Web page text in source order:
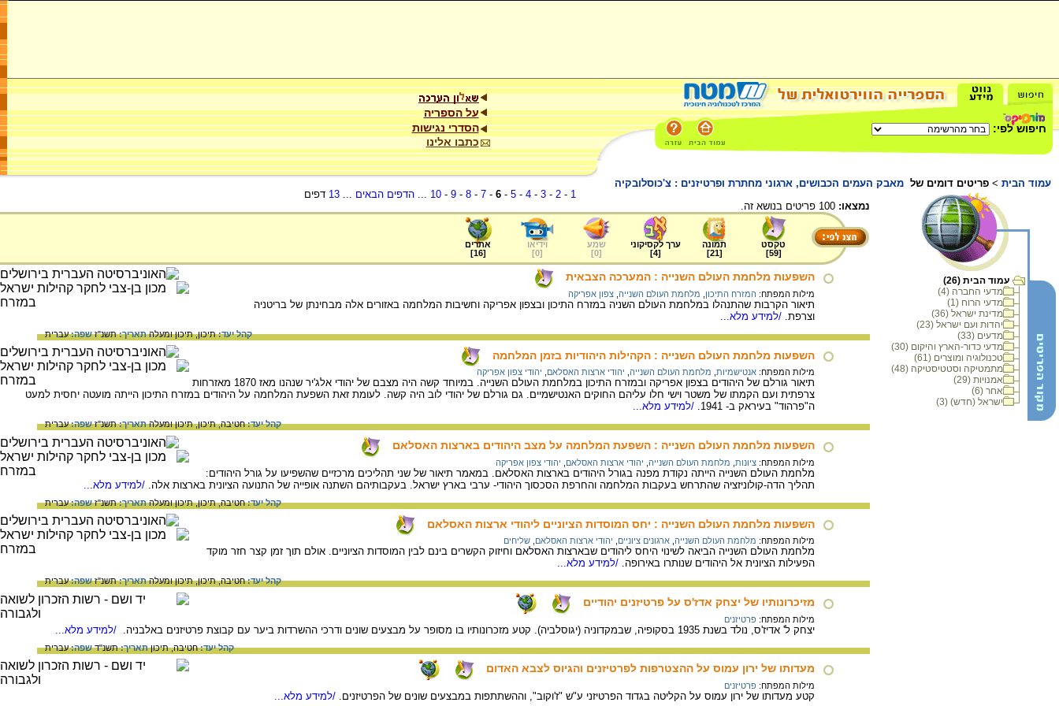
חיפוש לפי:
על הספריה
הסדרי נגישות
כתבו אלינו
עמוד הבית > פריטים דומים של מאבק העמים הכבושים, ארגוני מחתרת ופרטיזנים : צ'כוסלובקיה
עמוד הבית (26)
מדעי החברה (4)
מדעי הרוח (1)
מדינת ישראל (36)
יהדות ועם ישראל (23)
מדעים (33)
מדעי כדור-הארץ והיקום (30)
טכנולוגיה ומוצרים (61)
מתמטיקה וסטטיסטיקה (48)
אמנויות (29)
אחר (6)
ישראל (חדש) (3)
1
-
2
-
3
-
4
-
5
-
6
-
7
-
8
-
9
-
10
...הדפים הבאים ...
13 דפים
נמצאו:
טקסט
[
59
]
תמונה
[
21
]
ערך לקסיקוני
[
4
]
שמע
[
0
]
וידיאו
[
0
]
אתרים
[
16
]
השפעות מלחמת העולם השנייה : המערכה הצבאית
מילות המפתח: המזרח התיכון מלחמת העולם השנייה צפון אפריקה
תיאור הקרבות שהתנהלו במלחמת העולם השניה במזרח התיכון ובצפון אפריקה וחשיבות המלחמה באזורים אלה מבחינתן של בריטניה
וצרפת. /למידע מלא...
קהל יעד:תיכון,תיכון ומעלהתאריך:תשנ"זשפה:עברית
השפעות מלחמת העולם השנייה : הקהילות היהודיות בזמן המלחמה
מילות המפתח: אנטישמיות מלחמת העולם השנייה יהודי ארצות האסלאם יהודי צפון אפריקה
תיאור גורלם של היהודים בצפון אפריקה ובמזרח התיכון במלחמת העולם השנייה. במיוחד קשה היה מצבם של יהודי אלג'יר שנהנו מאז 1870 מאזרחות
צרפתית ועם הקמתו של משטר וישי חלו עליהם החוקים האנטישמיים. גם גורלם של יהודי לוב היה קשה. לעומת זאת השפעת המלחמה על היהודים במזרח התיכון הייתה מועטה יחסית למעט
ה"פרהוד" בעיראק ב- 1941.
/למידע מלא...
קהל יעד:חטיבה,תיכון,תיכון ומעלהתאריך:תשנ"זשפה:עברית
השפעות מלחמת העולם השנייה : השפעת המלחמה על מצב היהודים בארצות האסלאם
מילות המפתח: ציונות מלחמת העולם השנייה יהודי ארצות האסלאם יהודי צפון אפריקה
מלחמת העולם השנייה הייתה נקודת מפנה בגורל היהודים בארצות האסלאם. במאמר תיאור של שני תהליכים מרכזיים שהשפיעו על גורל היהודים:
תהליך הדה-קולוניזציה שהתרחש בעקבות המלחמה והחרפת הסכסוך היהודי- ערבי בארץ ישראל. בעקבותיהם השתנה אופייה של התנועה הציונית בארצות אלה. /למידע מלא...
קהל יעד:חטיבה,תיכון,תיכון ומעלהתאריך:תשנ"זשפה:עברית
השפעות מלחמת העולם השנייה : יחס המוסדות הציוניים ליהודי ארצות האסלאם
מילות המפתח: מלחמת העולם השנייה ארגונים ציוניים יהודי ארצות האסלאם שליחים
מלחמת העולם השנייה הביאה לשינוי היחס ליהודים שבארצות האסלאם וחיזוק הקשרים בינם לבין המוסדות הציוניים. אולם תוך זמן קצר חזר מוקד
הפעילות הציונית אל היהודים שנותרו באירופה. /למידע מלא...
קהל יעד:חטיבה,תיכון,תיכון ומעלהתאריך:תשנ"זשפה:עברית
מזיכרונותיו של יצחק אדז'ס על פרטיזנים יהודיים
מילות המפתח: פרטיזנים
יצחק ל' אדיז'ס, נולד בשנת 1935 בסקופיה, שבמקדוניה (יגוסלביה). קטע מזכרונותיו בו מסופר על מבצעים שונים ודרכי ההשרדות ביער עם קבוצת פרטיזנים באלבניה. /למידע מלא...
קהל יעד:חטיבה,תיכוןתאריך:תשנ"דשפה:עברית
מעדותו של ירון עמוס על ההצטרפות לפרטיזנים והגיוס לצבא האדום
מילות המפתח: פרטיזנים
קטע מעדותו של ירון עמוס על הקליטה בגדוד הפרטיזני ע"ש "ז'וקוב", וההשתתפות במבצעים שונים של הפרטיזנים. /למידע מלא...